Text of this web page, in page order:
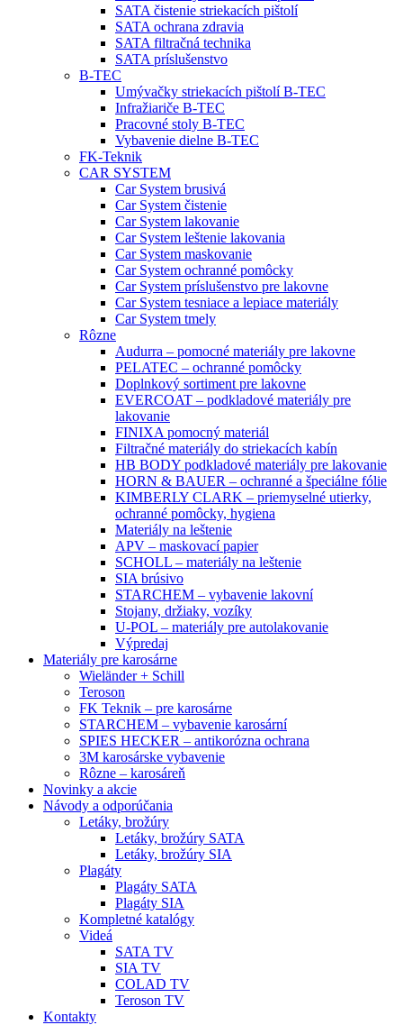
SATA čistenie striekacích pištolí
SATA ochrana zdravia
SATA filtračná technika
SATA príslušenstvo
B-TEC
Umývačky striekacích pištolí B-TEC
Infražiariče B-TEC
Pracovné stoly B-TEC
Vybavenie dielne B-TEC
FK-Teknik
CAR SYSTEM
Car System brusivá
Car System čistenie
Car System lakovanie
Car System leštenie lakovania
Car System maskovanie
Car System ochranné pomôcky
Car System príslušenstvo pre lakovne
Car System tesniace a lepiace materiály
Car System tmely
Rôzne
Audurra – pomocné materiály pre lakovne
PELATEC – ochranné pomôcky
Doplnkový sortiment pre lakovne
EVERCOAT – podkladové materiály pre
lakovanie
FINIXA pomocný materiál
Filtračné materiály do striekacích kabín
HB BODY podkladové materiály pre lakovanie
HORN & BAUER – ochranné a špeciálne fólie
KIMBERLY CLARK – priemyselné utierky,
ochranné pomôcky, hygiena
Materiály na leštenie
APV – maskovací papier
SCHOLL – materiály na leštenie
SIA brúsivo
STARCHEM – vybavenie lakovní
Stojany, držiaky, vozíky
U-POL – materiály pre autolakovanie
Výpredaj
Materiály pre karosárne
Wieländer + Schill
Teroson
FK Teknik – pre karosárne
STARCHEM – vybavenie karosární
SPIES HECKER – antikorózna ochrana
3M karosárske vybavenie
Rôzne – karosáreň
Novinky a akcie
Návody a odporúčania
Letáky, brožúry
Letáky, brožúry SATA
Letáky, brožúry SIA
Plagáty
Plagáty SATA
Plagáty SIA
Kompletné katalógy
Videá
SATA TV
SIA TV
COLAD TV
Teroson TV
Kontakty